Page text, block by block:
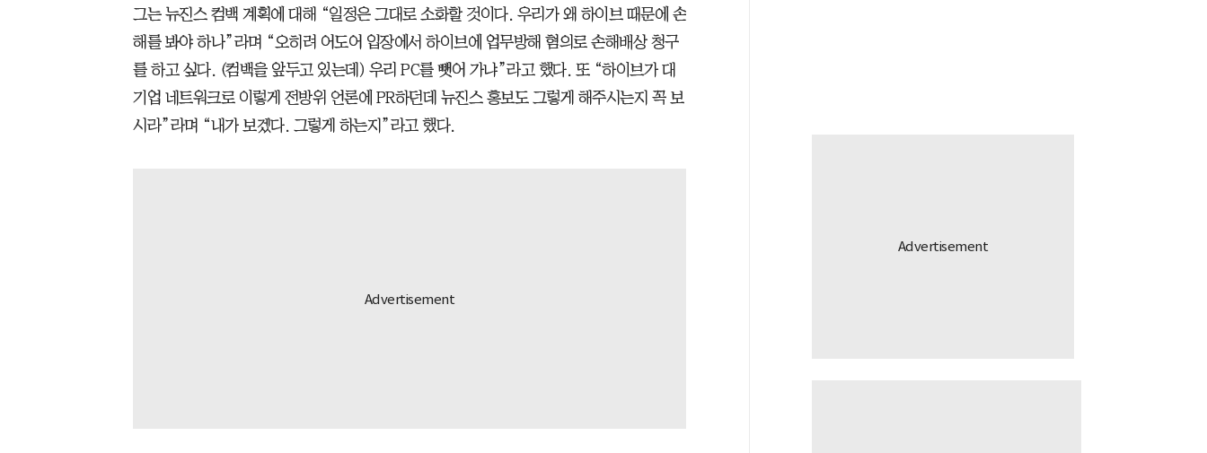
그는 뉴진스 컴백 계획에 대해 “일정은 그대로 소화할 것이다. 우리가 왜 하이브 때문에 손
해를 봐야 하나”라며 “오히려 어도어 입장에서 하이브에 업무방해 혐의로 손해배상 청구
를 하고 싶다. (컴백을 앞두고 있는데) 우리 PC를 뺏어 가냐”라고 했다. 또 “하이브가 대
기업 네트워크로 이렇게 전방위 언론에 PR하던데 뉴진스 홍보도 그렇게 해주시는지 꼭 보
시라”라며 “내가 보겠다. 그렇게 하는지”라고 했다.